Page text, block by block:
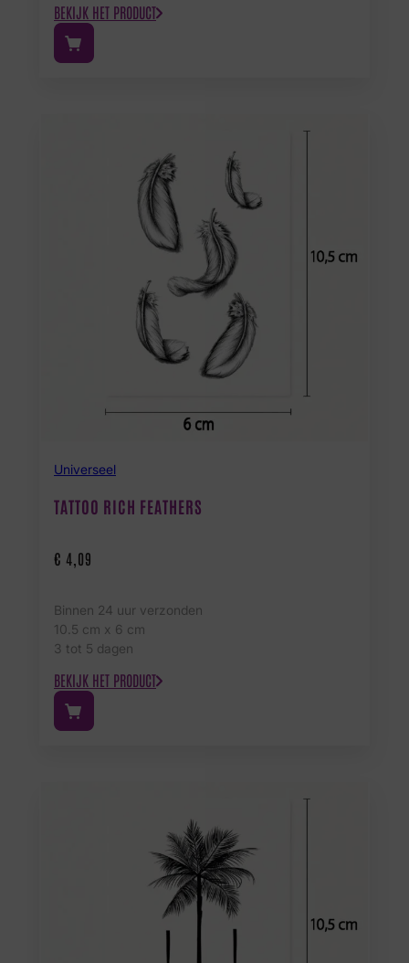
BEKIJK HET PRODUCT
Universeel
TATTOO RICH FEATHERS
€ 4,09
Binnen 24 uur verzonden
10.5 cm x 6 cm
3 tot 5 dagen
BEKIJK HET PRODUCT